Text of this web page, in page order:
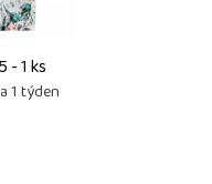
- 1 ks
1 týden